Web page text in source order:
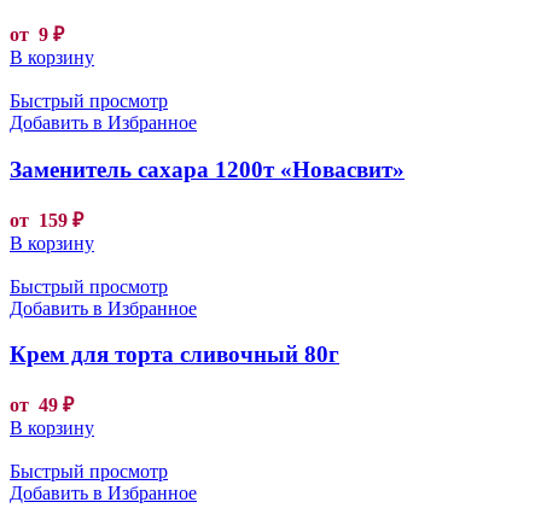
от 9 ₽
В корзину
Быстрый просмотр
Добавить в Избранное
Заменитель сахара 1200т «Новасвит»
от 159 ₽
В корзину
Быстрый просмотр
Добавить в Избранное
Крем для торта сливочный 80г
от 49 ₽
В корзину
Быстрый просмотр
Добавить в Избранное